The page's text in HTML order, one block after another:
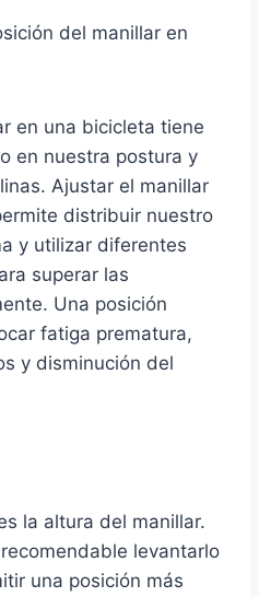
del manillar en
en una bicicleta tiene
en nuestra postura y
Ajustar el manillar
distribuir nuestro
y utilizar diferentes
superar las
Una posición
fatiga prematura,
y disminución del
la altura del manillar.
levantarlo
una posición más